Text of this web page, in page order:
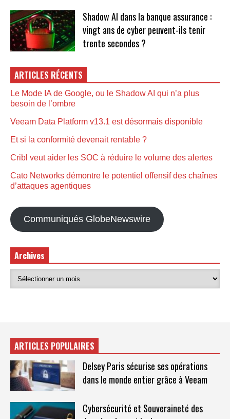
Shadow AI dans la banque assurance :
vingt ans de cyber peuvent-ils tenir
trente secondes ?
ARTICLES RÉCENTS
Le Mode IA de Google, ou le Shadow AI qui n’a plus
besoin de l’ombre
Veeam Data Platform v13.1 est désormais disponible
Et si la conformité devenait rentable ?
Cribl veut aider les SOC à réduire le volume des alertes
Cato Networks démontre le potentiel offensif des chaînes
d’attaques agentiques
Communiqués GlobeNewswire
Archives
ARTICLES POPULAIRES
Delsey Paris sécurise ses opérations
dans le monde entier grâce à Veeam
Cybersécurité et Souveraineté des